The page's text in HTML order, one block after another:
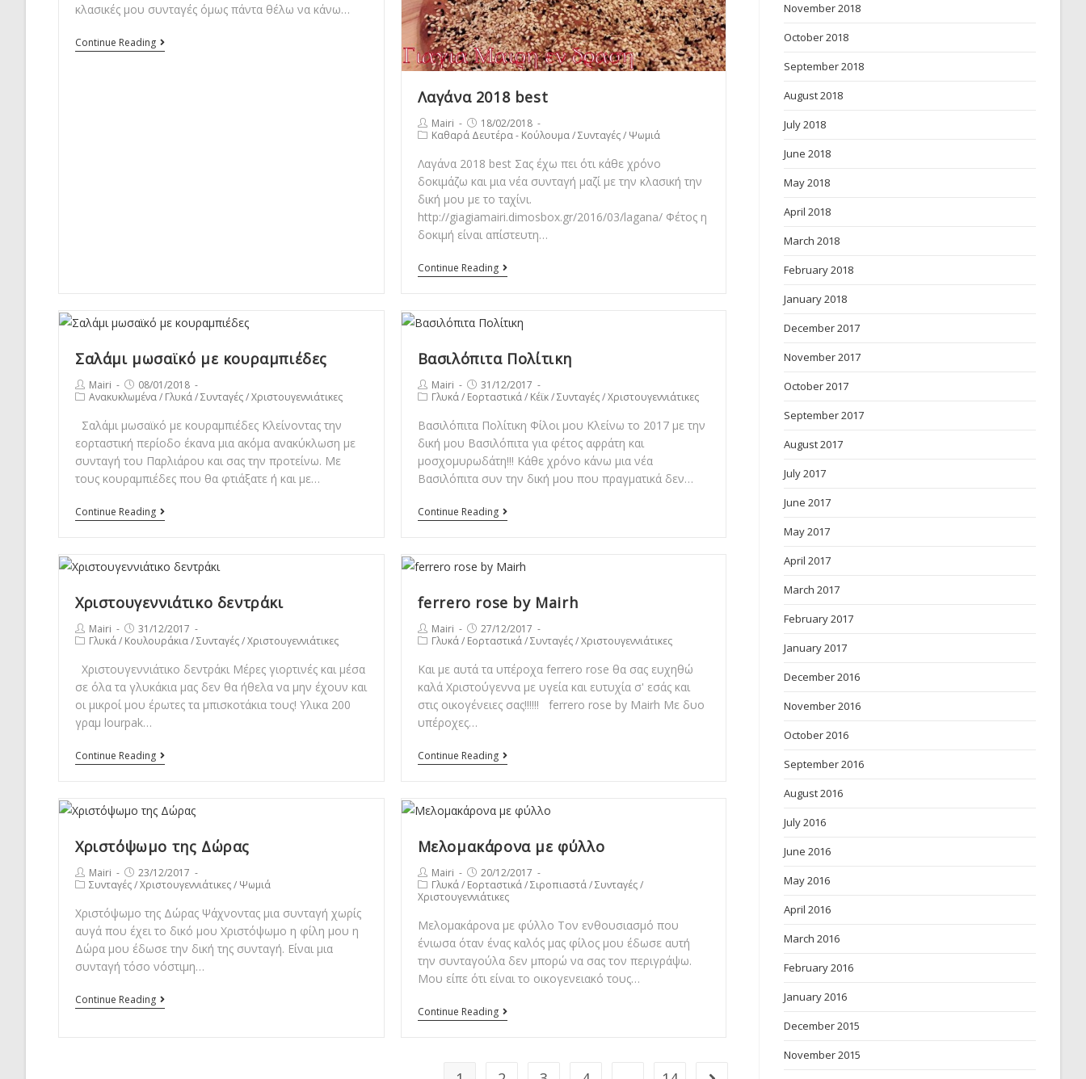
κλασικές μου συνταγές όμως πάντα θέλω να κάνω…
Continue Reading Πασχαλινά
Λαγάνα 2018 best
Post
author:
Mairi
Post
published:
18/02/2018
PostΚαθαρά Δευτέρα - Κούλουμα/Συνταγές/ Ψωμιά
Λαγάνα 2018 best Σας έχω πει ότι κάθε χρόνο
δοκιμάζω και μια νέα συνταγή μαζί με την κλασική την
δική μου με το ταχίνι.
http://giagiamairi.dimosbox.gr/2016/03/lagana/ Φέτος η
δοκιμή είναι απίστευτη…
Continue Reading Λαγάνα
Σαλάμι μωσαϊκό με κουραμπιέδες
Post
author:
Mairi
Post
published:
08/01/2018
PostΑνακυκλωμένα/ Γλυκά/Συνταγές/Χριστουγεννιάτικες
Σαλάμι μωσαϊκό με κουραμπιέδες Κλείνοντας την
εορταστική περίοδο έκανα μια ακόμα ανακύκλωση με
συνταγή του Παρλιάρου και σας την προτείνω. Με
τους κουραμπιέδες που θα φτιάξατε ή και με…
Continue Reading Σαλάμι
κουραμπιέδες
Βασιλόπιτα Πολίτικη
Post
author:
Mairi
Post
published:
31/12/2017
PostΓλυκά/ Εορταστικά/ Κέϊκ/Συνταγές/Χριστουγεννιάτικες
Βασιλόπιτα Πολίτικη Φίλοι μου Κλείνω το 2017 με την
δική μου Βασιλόπιτα για φέτος αφράτη και
μοσχομυρωδάτη!!! Κάθε χρόνο κάνω μια νέα
Βασιλόπιτα συν την δική μου που πραγματικά δεν…
Continue Reading Βασιλόπιτα
Χριστουγεννιάτικο δεντράκι
Post
author:
Mairi
Post
published:
31/12/2017
PostΓλυκά/ Κουλουράκια/Συνταγές/Χριστουγεννιάτικες
Χριστουγεννιάτικο δεντράκι Μέρες γιορτινές και μέσα
σε όλα τα γλυκάκια μας δεν θα ήθελα να μην έχουν και
οι μικροί μου έρωτες τα μπισκοτάκια τους! Υλικα 200
γραμ lourpak…
Continue Reading Χριστουγεννιάτικο
ferrero rose by Mairh
Post
author:
Mairi
Post
published:
27/12/2017
PostΓλυκά/ Εορταστικά/Συνταγές/Χριστουγεννιάτικες
Και με αυτά τα υπέροχα ferrero rose θα σας ευχηθώ
καλά Χριστούγεννα με υγεία και ευτυχία σ' εσάς και
στις οικογένειες σας!!!!!! ferrero rose by Mairh Με δυο
υπέροχες…
Continue Reading ferrero
Mairh
Χριστόψωμο της Δώρας
Post
author:
Mairi
Post
published:
23/12/2017
PostΣυνταγές/Χριστουγεννιάτικες/ Ψωμιά
Χριστόψωμο της Δώρας Ψάχνοντας μια συνταγή χωρίς
αυγά που έχει το δικό μου Χριστόψωμο η φίλη μου η
Δώρα μου έδωσε την δική της συνταγή. Είναι μια
συνταγή τόσο νόστιμη…
Continue Reading Χριστόψωμο
Μελομακάρονα με φύλλο
Post
author:
Mairi
Post
published:
20/12/2017
Post
category:
Γλυκά/ Εορταστικά/Σιροπιαστά/Συνταγές/
Χριστουγεννιάτικες
Μελομακάρονα με φύλλο Τον ενθουσιασμό που
ένιωσα όταν ένας καλός μας φίλος μου έδωσε αυτή
την συνταγούλα δεν μπορώ να σας τον περιγράψω.
Μου είπε ότι είναι το οικογενειακό τους…
Continue Reading Μελομακάρονα
November 2018
October 2018
September 2018
August 2018
July 2018
June 2018
May 2018
April 2018
March 2018
February 2018
January 2018
December 2017
November 2017
October 2017
September 2017
August 2017
July 2017
June 2017
May 2017
April 2017
March 2017
February 2017
January 2017
December 2016
November 2016
October 2016
September 2016
August 2016
July 2016
June 2016
May 2016
April 2016
March 2016
February 2016
January 2016
December 2015
November 2015